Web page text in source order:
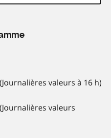
valeurs à 16 h)
valeurs